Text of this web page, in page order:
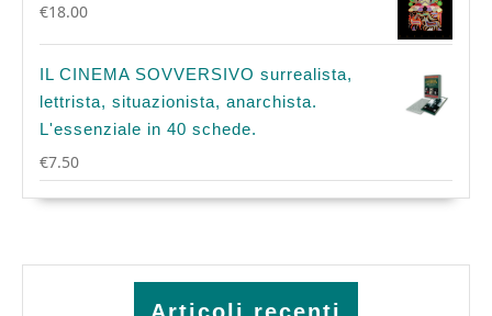
€18.00
IL CINEMA SOVVERSIVO surrealista,
lettrista, situazionista, anarchista.
L'essenziale in 40 schede.
€7.50